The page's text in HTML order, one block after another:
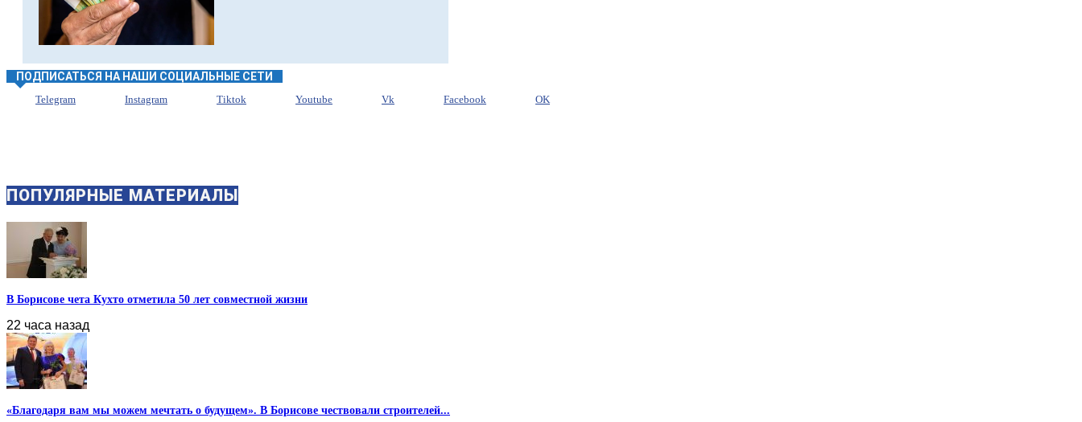
ПОДПИСАТЬСЯ НА НАШИ СОЦИАЛЬНЫЕ СЕТИ
Telegram Instagram Tiktok Youtube Vk Facebook OK
ПОПУЛЯРНЫЕ МАТЕРИАЛЫ
В Борисове чета Кухто отметила 50 лет совместной жизни
22 часа назад
«Благодаря вам мы можем мечтать о будущем». В Борисове чествовали строителей...